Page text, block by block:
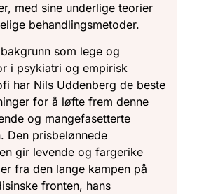
med sine underlige teorier
behandlingsmetoder.
som lege og
i psykiatri og empirisk
har Nils Uddenberg de beste
for å løfte frem denne
og mangefasetterte
Den prisbelønnede
gir levende og fargerike
fra den lange kampen på
fronten, hans